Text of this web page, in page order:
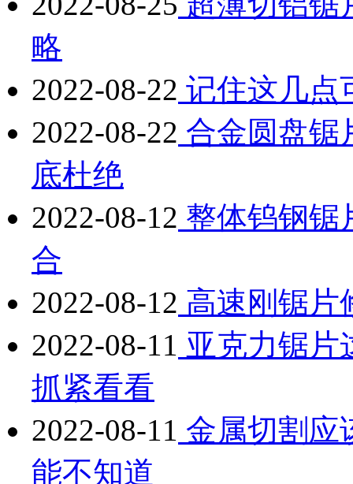
略
2022-08-22 记住这几点
2022-08-22 合金圆盘锯
底杜绝
2022-08-12 整体钨钢锯
合
2022-08-12 高速刚锯片
2022-08-11 亚克力锯片
抓紧看看
2022-08-11 金属切割应
能不知道